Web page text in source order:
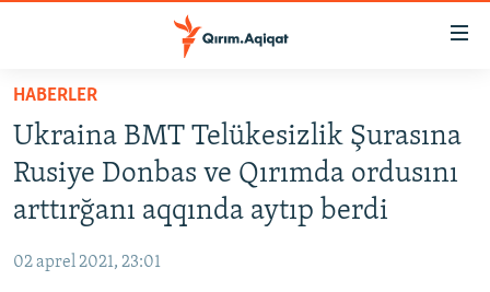
Esas
qaytmaq
Baş
navigatsiyağa
qaytmaq
Qıdıruvğa
qaytmaq
HABERLER
İQTİSADİYAT
MEDENİYET
HABERLER
Ukraina BMT Telükesizlik Şurasına
Rusiye Donbas ve Qırımda ordusını
arttırğanı aqqında aytıp berdi
02 aprel 2021, 23:01